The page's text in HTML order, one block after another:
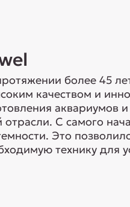
более 45
качеством и
аквариумов
отрасли. С самого
Это
технику для